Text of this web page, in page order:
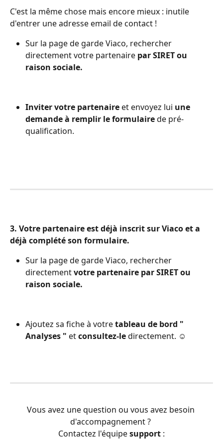
C'est la même chose mais encore mieux : inutile
d'entrer une adresse email de contact !
Sur la page de garde Viaco, rechercher
directement votre partenaire par SIRET ou
raison sociale.
Inviter votre partenaire et envoyez lui une
demande à remplir le formulaire de pré-
qualification.
3. Votre partenaire est déjà inscrit sur Viaco et a
déjà complété son formulaire.
Sur la page de garde Viaco, rechercher
directement votre partenaire par SIRET ou
raison sociale.
Ajoutez sa fiche à votre tableau de bord "
Analyses " et consultez-le directement. ☺️
Vous avez une question ou vous avez besoin
d'accompagnement ?
Contactez l'équipe support :